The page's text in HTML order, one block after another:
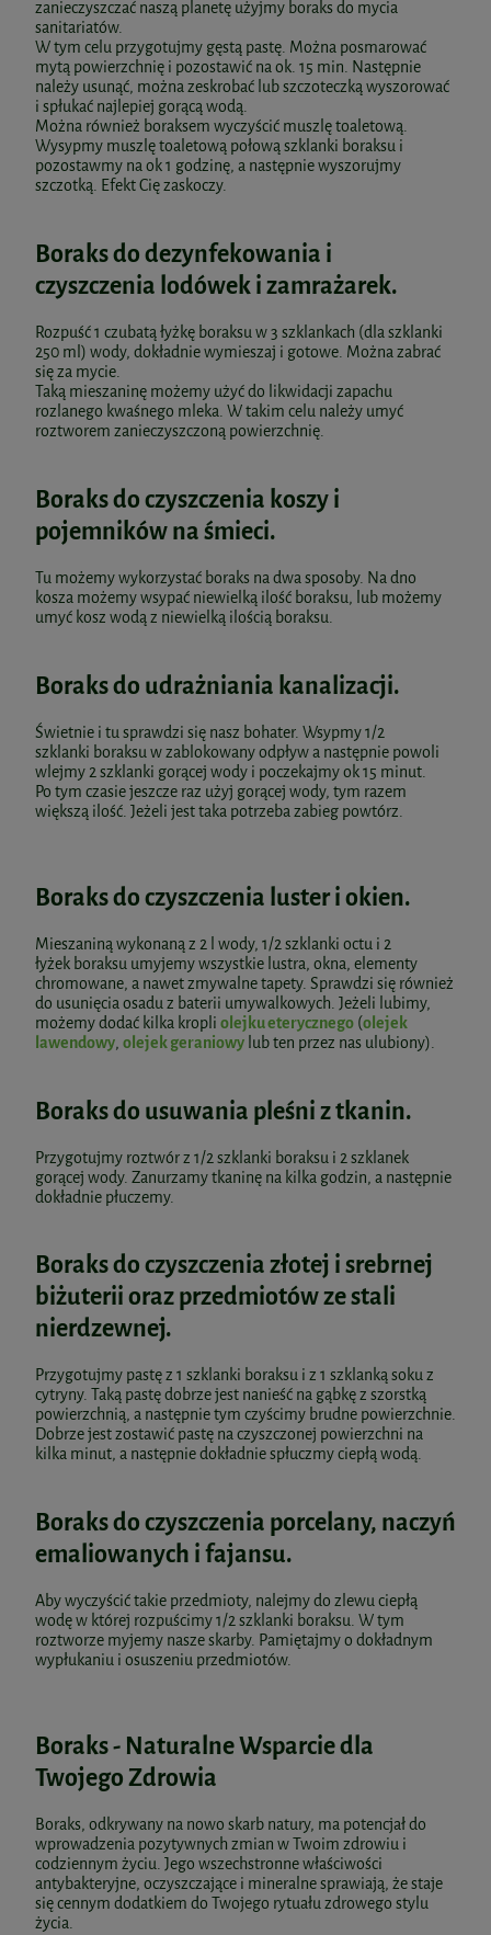
zanieczyszczać naszą planetę użyjmy boraks do mycia
sanitariatów.
W tym celu przygotujmy gęstą pastę. Można posmarować
mytą powierzchnię i pozostawić na ok. 15 min. Następnie
należy usunąć, można zeskrobać lub szczoteczką wyszorować
i spłukać najlepiej gorącą wodą.
Można również boraksem wyczyścić muszlę toaletową.
Wysypmy muszlę toaletową połową szklanki boraksu i
pozostawmy na ok 1 godzinę, a następnie wyszorujmy
szczotką. Efekt Cię zaskoczy.
Boraks do dezynfekowania i
czyszczenia lodówek i zamrażarek.
Rozpuść 1 czubatą łyżkę boraksu w 3 szklankach (dla szklanki
250 ml) wody, dokładnie wymieszaj i gotowe. Można zabrać
się za mycie.
Taką mieszaninę możemy użyć do likwidacji zapachu
rozlanego kwaśnego mleka. W takim celu należy umyć
roztworem zanieczyszczoną powierzchnię.
Boraks do czyszczenia koszy i
pojemników na śmieci.
Tu możemy wykorzystać boraks na dwa sposoby. Na dno
kosza możemy wsypać niewielką ilość boraksu, lub możemy
umyć kosz wodą z niewielką ilością boraksu.
Boraks do udrażniania kanalizacji.
Świetnie i tu sprawdzi się nasz bohater. Wsypmy 1/2
szklanki boraksu w zablokowany odpływ a następnie powoli
wlejmy 2 szklanki gorącej wody i poczekajmy ok 15 minut.
Po tym czasie jeszcze raz użyj gorącej wody, tym razem
większą ilość. Jeżeli jest taka potrzeba zabieg powtórz.
Boraks do czyszczenia luster i okien.
Mieszaniną wykonaną z 2 l wody, 1/2 szklanki octu i 2
łyżek boraksu umyjemy wszystkie lustra, okna, elementy
chromowane, a nawet zmywalne tapety. Sprawdzi się również
do usunięcia osadu z baterii umywalkowych. Jeżeli lubimy,
możemy dodać kilka kropli olejku eterycznego (olejek
lawendowy, olejek geraniowy lub ten przez nas ulubiony).
Boraks do usuwania pleśni z tkanin.
Przygotujmy roztwór z 1/2 szklanki boraksu i 2 szklanek
gorącej wody. Zanurzamy tkaninę na kilka godzin, a następnie
dokładnie płuczemy.
Boraks do czyszczenia złotej i srebrnej
biżuterii oraz przedmiotów ze stali
nierdzewnej.
Przygotujmy pastę z 1 szklanki boraksu i z 1 szklanką soku z
cytryny. Taką pastę dobrze jest nanieść na gąbkę z szorstką
powierzchnią, a następnie tym czyścimy brudne powierzchnie.
Dobrze jest zostawić pastę na czyszczonej powierzchni na
kilka minut, a następnie dokładnie spłuczmy ciepłą wodą.
Boraks do czyszczenia porcelany, naczyń
emaliowanych i fajansu.
Aby wyczyścić takie przedmioty, nalejmy do zlewu ciepłą
wodę w której rozpuścimy 1/2 szklanki boraksu. W tym
roztworze myjemy nasze skarby. Pamiętajmy o dokładnym
wypłukaniu i osuszeniu przedmiotów.
Boraks - Naturalne Wsparcie dla
Twojego Zdrowia
Boraks, odkrywany na nowo skarb natury, ma potencjał do
wprowadzenia pozytywnych zmian w Twoim zdrowiu i
codziennym życiu. Jego wszechstronne właściwości
antybakteryjne, oczyszczające i mineralne sprawiają, że staje
się cennym dodatkiem do Twojego rytuału zdrowego stylu
życia.